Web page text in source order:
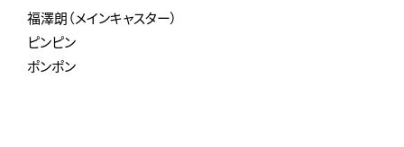
福澤朗（メインキャスター）
ピンピン
ポンポン